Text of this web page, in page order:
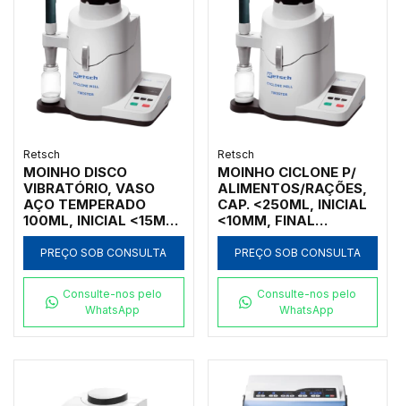
Retsch
MOINHO DISCO
VIBRATÓRIO, VASO
AÇO TEMPERADO
100ML, INICIAL <15MM,
FINAL <20UM, 230V
PREÇO SOB CONSULTA
Consulte-nos pelo
WhatsApp
Retsch
MOINHO CICLONE P/
ALIMENTOS/RAÇÕES,
CAP. <250ML, INICIAL
<10MM, FINAL
<250UM, 220V
PREÇO SOB CONSULTA
Consulte-nos pelo
WhatsApp